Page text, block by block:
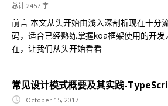
总计 2457 字
前言 本文从头开始由浅入深剖析现在十分
码，适合已经熟练掌握koa框架使用的开
在，让我们从头开始看看
常见设计模式概要及其实践-
October 15, 2017